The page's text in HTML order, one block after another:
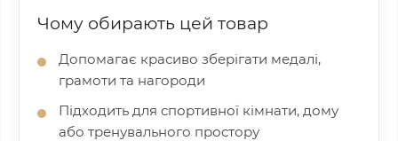
Чому обирають цей товар
Допомагає красиво зберігати медалі,
грамоти та нагороди
Підходить для спортивної кімнати, дому
або тренувального простору